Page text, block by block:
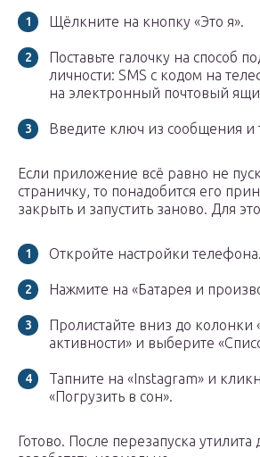
Щёлкните на кнопку «Это я».
Поставьте галочку на способ
личности: SMS с кодом на
на электронный почтовый
Введите ключ из сообщения и
Если приложение всё равно не
страничку, то понадобится его
закрыть и запустить заново. Для
Откройте настройки телефона.
Нажмите на «Батарея и
Пролистайте вниз до колонки
активности» и выберите
Тапните на «Instagram» и
«Погрузить в сон».
Готово. После перезапуска утилита